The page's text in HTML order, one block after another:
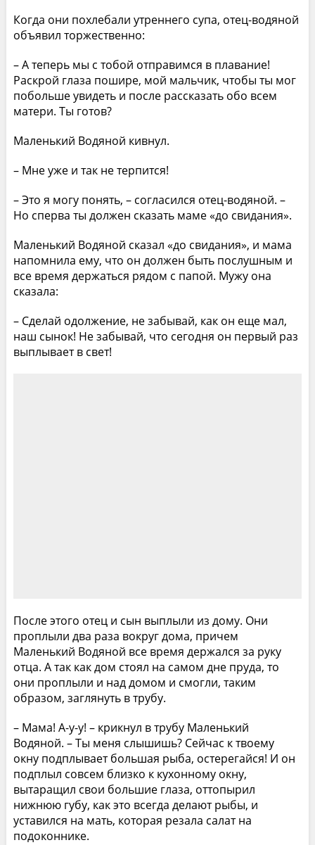
Когда они похлебали утреннего супа, отец-водяной
объявил торжественно:
– А теперь мы с тобой отправимся в плавание!
Раскрой глаза пошире, мой мальчик, чтобы ты мог
побольше увидеть и после рассказать обо всем
матери. Ты готов?
Маленький Водяной кивнул.
– Мне уже и так не терпится!
– Это я могу понять, – согласился отец-водяной. –
Но сперва ты должен сказать маме «до свидания».
Маленький Водяной сказал «до свидания», и мама
напомнила ему, что он должен быть послушным и
все время держаться рядом с папой. Мужу она
сказала:
– Сделай одолжение, не забывай, как он еще мал,
наш сынок! Не забывай, что сегодня он первый раз
выплывает в свет!
После этого отец и сын выплыли из дому. Они
проплыли два раза вокруг дома, причем
Маленький Водяной все время держался за руку
отца. А так как дом стоял на самом дне пруда, то
они проплыли и над домом и смогли, таким
образом, заглянуть в трубу.
– Мама! А-у-у! – крикнул в трубу Маленький
Водяной. – Ты меня слышишь? Сейчас к твоему
окну подплывает большая рыба, остерегайся! И он
подплыл совсем близко к кухонному окну,
вытаращил свои большие глаза, оттопырил
нижнюю губу, как это всегда делают рыбы, и
уставился на мать, которая резала салат на
подоконнике.